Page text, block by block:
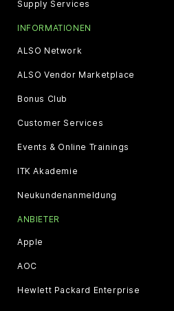
Supply Services
INFORMATIONEN
ALSO Network
ALSO Vendor Marketplace
Bonus Club
Customer Services
Events & Online Trainings
ITK Akademie
Neukundenanmeldung
ANBIETER
Apple
AOC
Hewlett Packard Enterprise